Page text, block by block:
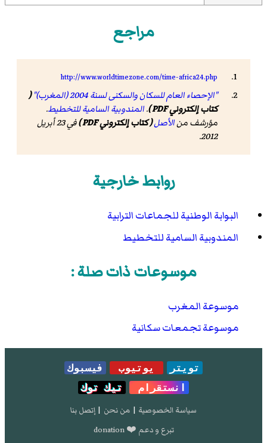
مراجع
http://www.worldtimezone.com/time-africa24.php
"الإحصاء العام للسكان والسكنى لسنة 2004 (المغرب)"
(
كتاب إلكتروني PDF )
.المندوبية السامية للتخطيط.
مؤرشف منالأصل( كتاب إلكتروني PDF )
في 23 أبريل
2012.
روابط خارجية
البوابة الوطنية للجماعات الترابية
المندوبية السامية للتخطيط
موسوعات ذات صلة :
موسوعة المغرب
موسوعة تجمعات سكانية
تويتر يوتيوب
فيسبوك
انستقرام
تيك توك
سياسة الخصوصية | من نحن | إتصل بنا
تبرع و دعم ❤️ donation